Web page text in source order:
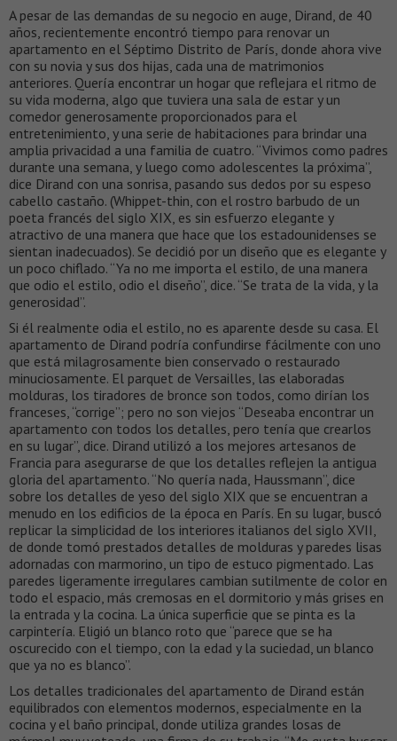
A pesar de las demandas de su negocio en auge, Dirand, de 40
años, recientemente encontró tiempo para renovar un
apartamento en el Séptimo Distrito de París, donde ahora vive
con su novia y sus dos hijas, cada una de matrimonios
anteriores. Quería encontrar un hogar que reflejara el ritmo de
su vida moderna, algo que tuviera una sala de estar y un
comedor generosamente proporcionados para el
entretenimiento, y una serie de habitaciones para brindar una
amplia privacidad a una familia de cuatro. “Vivimos como padres
durante una semana, y luego como adolescentes la próxima”,
dice Dirand con una sonrisa, pasando sus dedos por su espeso
cabello castaño. (Whippet-thin, con el rostro barbudo de un
poeta francés del siglo XIX, es sin esfuerzo elegante y
atractivo de una manera que hace que los estadounidenses se
sientan inadecuados). Se decidió por un diseño que es elegante y
un poco chiflado. “Ya no me importa el estilo, de una manera
que odio el estilo, odio el diseño”, dice. “Se trata de la vida, y la
generosidad”.
Si él realmente odia el estilo, no es aparente desde su casa. El
apartamento de Dirand podría confundirse fácilmente con uno
que está milagrosamente bien conservado o restaurado
minuciosamente. El parquet de Versailles, las elaboradas
molduras, los tiradores de bronce son todos, como dirían los
franceses, “corrige”; pero no son viejos “Deseaba encontrar un
apartamento con todos los detalles, pero tenía que crearlos
en su lugar”, dice. Dirand utilizó a los mejores artesanos de
Francia para asegurarse de que los detalles reflejen la antigua
gloria del apartamento. “No quería nada, Haussmann”, dice
sobre los detalles de yeso del siglo XIX que se encuentran a
menudo en los edificios de la época en París. En su lugar, buscó
replicar la simplicidad de los interiores italianos del siglo XVII,
de donde tomó prestados detalles de molduras y paredes lisas
adornadas con marmorino, un tipo de estuco pigmentado. Las
paredes ligeramente irregulares cambian sutilmente de color en
todo el espacio, más cremosas en el dormitorio y más grises en
la entrada y la cocina. La única superficie que se pinta es la
carpintería. Eligió un blanco roto que “parece que se ha
oscurecido con el tiempo, con la edad y la suciedad, un blanco
que ya no es blanco”.
Los detalles tradicionales del apartamento de Dirand están
equilibrados con elementos modernos, especialmente en la
cocina y el baño principal, donde utiliza grandes losas de